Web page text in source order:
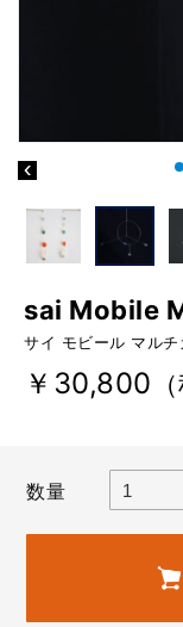
sai Mobile
サイ モビール マルチ
￥30,800
数量